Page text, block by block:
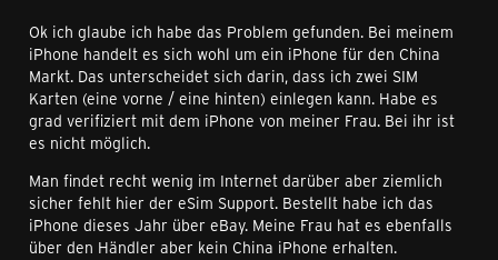
Die physische SIM-Karte verhindert die Installation ->
Lösung: SIM-Karte aus Gerät entfernen (lassen)
- Es wird eine externe Geräteverwaltung verwendet
(MDM) -> Lösung: MDM-Rules anpassen oder MDM
entfernen
- Es bestehen zusätzliche Konfigurationsprofile auf dem
Gerät -> Lösung: Nur Standardprofil nutzen
- VPN eingerichtet -> Lösung: VPN deaktivieren
Woran liegt es, dass ich die eSIM nicht installieren kann?
(Nicht lösbar)
Ok ich glaube ich habe das Problem gefunden. Bei meinem
iPhone handelt es sich wohl um ein iPhone für den China
Markt. Das unterscheidet sich darin, dass ich zwei SIM
Karten (eine vorne / eine hinten) einlegen kann. Habe es
grad verifiziert mit dem iPhone von meiner Frau. Bei ihr ist
es nicht möglich.
Man findet recht wenig im Internet darüber aber ziemlich
sicher fehlt hier der eSim Support. Bestellt habe ich das
iPhone dieses Jahr über eBay. Meine Frau hat es ebenfalls
über den Händler aber kein China iPhone erhalten.